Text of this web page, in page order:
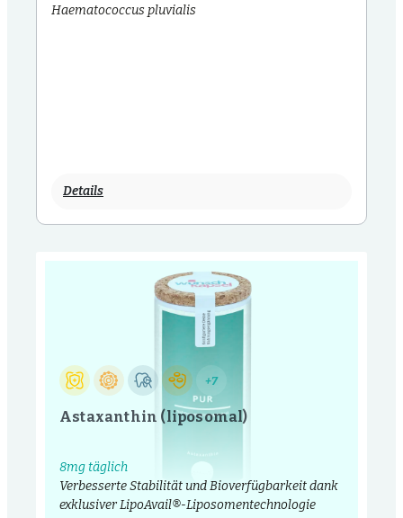
Haematococcus pluvialis
Details
+7
Astaxanthin (liposomal)
8mg täglich
Verbesserte Stabilität und Bioverfügbarkeit dank
exklusiver LipoAvail®-Liposomentechnologie